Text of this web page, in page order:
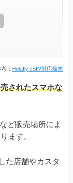
： Holafly eSIM対応端末
されたスマホな
ど販売場所によ
ます。
た店舗やカスタ